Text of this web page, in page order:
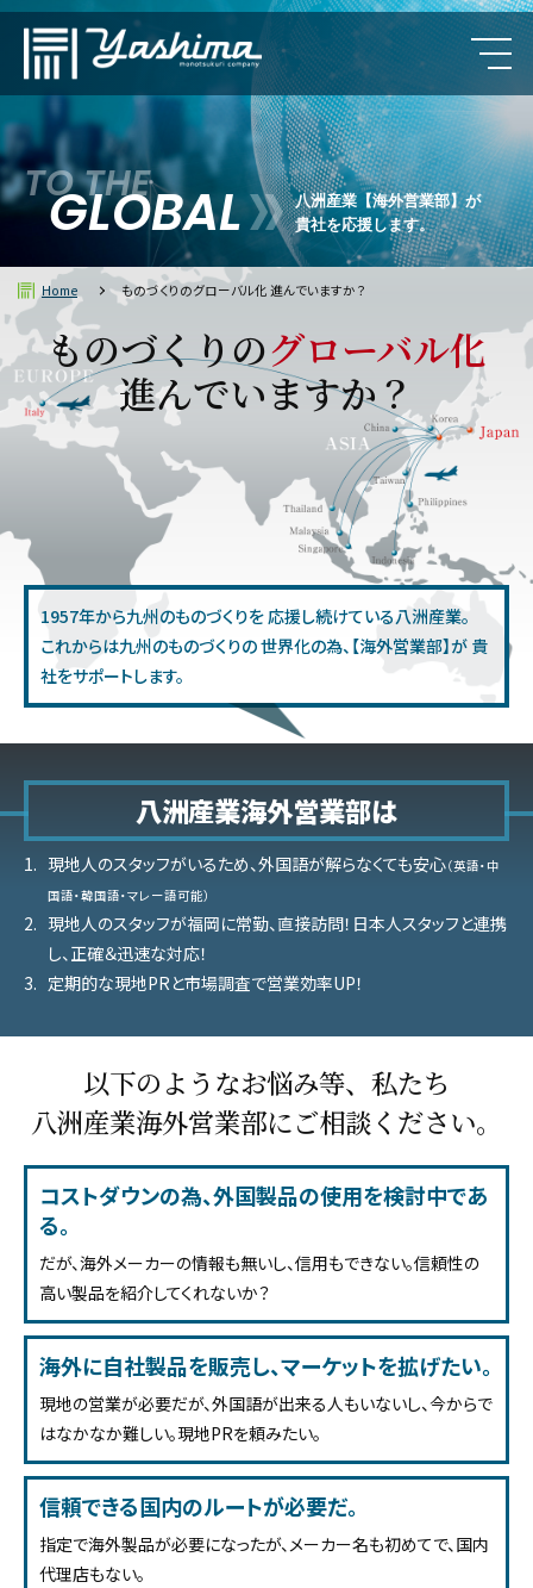
TO THE
GLOBAL
八洲産業【海外営業部】が
貴社を応援します。
Home ものづくりのグローバル化 進んでいますか？
ものづくりのグローバル化
進んでいますか？
1957年から九州のものづくりを 応援し続けている八洲産業。
これからは九州のものづくりの世界化の為、【海外営業部】が 貴
社をサポートします。
八洲産業海外営業部は
現地人のスタッフがいるため、外国語が解らなくても安心（英語・中
国語・韓国語・マレー語可能）
現地人のスタッフが福岡に常勤、直接訪問！日本人スタッフと連携
し、正確＆迅速な対応！
定期的な現地PRと市場調査で営業効率UP！
以下のようなお悩み等、私たち
八洲産業海外営業部にご相談ください。
コストダウンの為、外国製品の使用を検討中であ
る。
だが、海外メーカーの情報も無いし、信用もできない。信頼性の
高い製品を紹介してくれないか？
海外に自社製品を販売し、マーケットを拡げたい。
現地の営業が必要だが、外国語が出来る人もいないし、今からで
はなかなか難しい。現地PRを頼みたい。
信頼できる国内のルートが必要だ。
指定で海外製品が必要になったが、メーカー名も初めてで、国内
代理店もない。